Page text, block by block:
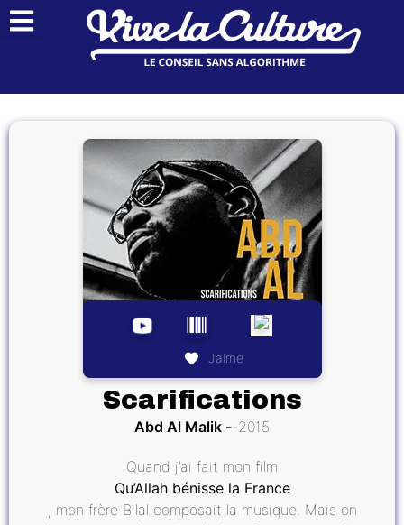
J’aime
Scarifications
Abd Al Malik 2015
Quand j’ai fait mon film
Qu’Allah bénisse la France
, mon frère Bilal composait la musique. Mais on